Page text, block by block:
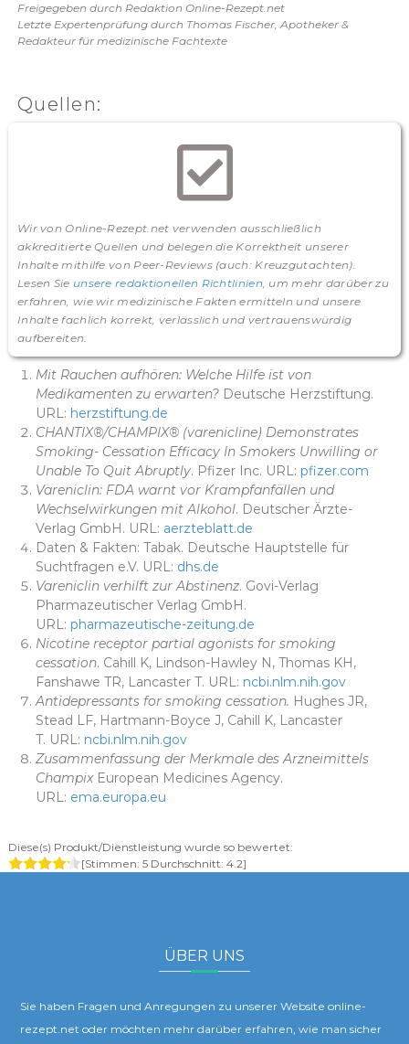
Freigegeben durch Redaktion Online-Rezept.net
Letzte Expertenprüfung durch Thomas Fischer, Apotheker &
Redakteur für medizinische Fachtexte
Quellen:
Wir von Online-Rezept.net verwenden ausschließlich
akkreditierte Quellen und belegen die Korrektheit unserer
Inhalte mithilfe von Peer-Reviews (auch: Kreuzgutachten).
Lesen Sie unsere redaktionellen Richtlinien, um mehr darüber zu
erfahren, wie wir medizinische Fakten ermitteln und unsere
Inhalte fachlich korrekt, verlässlich und vertrauenswürdig
aufbereiten.
Mit Rauchen aufhören: Welche Hilfe ist von
Medikamenten zu erwarten?Deutsche Herzstiftung.
URL: herzstiftung.de
CHANTIX®/CHAMPIX® (varenicline) Demonstrates
Smoking- Cessation Efficacy In Smokers Unwilling or
Unable To Quit Abruptly. Pfizer Inc. URL: pfizer.com
Vareniclin: FDA warnt vor Krampfanfällen und
Wechselwirkungen mit Alkohol. Deutscher Ärzte-
Verlag GmbH. URL: aerzteblatt.de
Daten & Fakten: Tabak. Deutsche Hauptstelle für
Suchtfragen e.V. URL: dhs.de
Vareniclin verhilft zur Abstinenz. Govi-Verlag
Pharmazeutischer Verlag GmbH.
URL: pharmazeutische-zeitung.de
Nicotine receptor partial agonists for smoking
cessation. Cahill K, Lindson-Hawley N, Thomas KH,
Fanshawe TR, Lancaster T. URL: ncbi.nlm.nih.gov
Antidepressants for smoking cessation. Hughes JR,
Stead LF, Hartmann-Boyce J, Cahill K, Lancaster
T. URL: ncbi.nlm.nih.gov
Zusammenfassung der Merkmale des Arzneimittels
ChampixEuropean Medicines Agency.
URL: ema.europa.eu
Diese(s) Produkt/Dienstleistung wurde so bewertet:
[Stimmen: 5Durchschnitt: 4.2]
ÜBER UNS
Sie haben Fragen und Anregungen zu unserer Website online-
rezept.net oder möchten mehr darüber erfahren, wie man sicher